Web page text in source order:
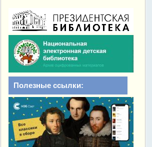
Полезные ссылки: